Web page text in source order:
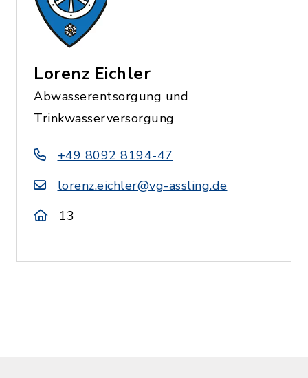
Lorenz Eichler
Abwasserentsorgung und
Trinkwasserversorgung
+49 8092 8194-47
lorenz.eichler@vg-assling.de
13